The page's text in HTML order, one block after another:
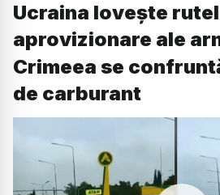
Ucraina lovește
aprovizionare ale
Crimeea se
de carburant